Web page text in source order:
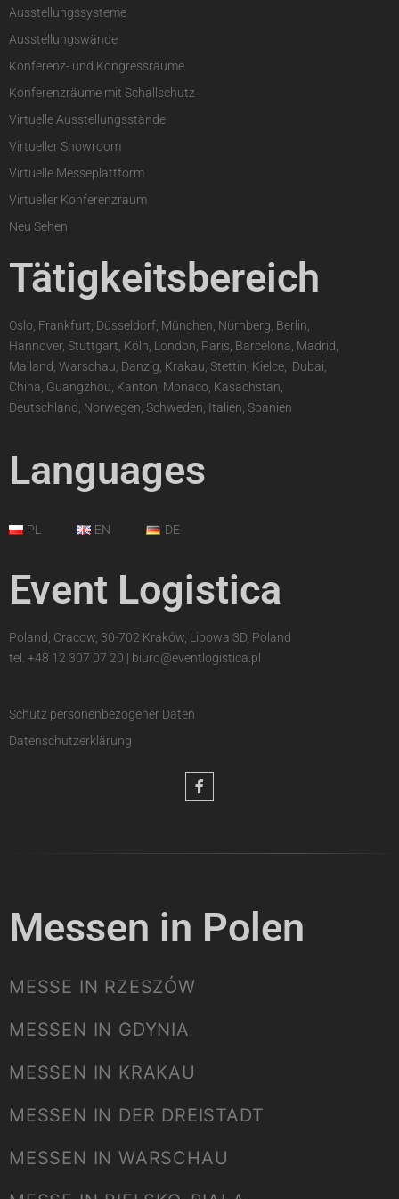
Ausstellungssysteme
Ausstellungswände
Konferenz- und Kongressräume
Konferenzräume mit Schallschutz
Virtuelle Ausstellungsstände
Virtueller Showroom
Virtuelle Messeplattform
Virtueller Konferenzraum
Neu Sehen
Tätigkeitsbereich
Oslo, Frankfurt, Düsseldorf, München, Nürnberg, Berlin,
Hannover, Stuttgart, Köln, London, Paris, Barcelona, Madrid,
Mailand, Warschau, Danzig, Krakau, Stettin, Kielce,
Dubai,
China, Guangzhou, Kanton, Monaco, Kasachstan,
Deutschland, Norwegen, Schweden, Italien, Spanien
Languages
PL EN DE
Event Logistica
Poland, Cracow, 30-702 Kraków, Lipowa 3D, Poland
tel. +48 12 307 07 20 | biuro@eventlogistica.pl
Schutz personenbezogener Daten
Datenschutzerklärung
Messen in Polen
MESSE IN RZESZÓW
MESSEN IN GDYNIA
MESSEN IN KRAKAU
MESSEN IN DER DREISTADT
MESSEN IN WARSCHAU